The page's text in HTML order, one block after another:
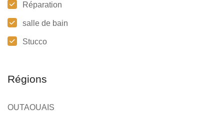
Réparation
salle de bain
Stucco
Régions
OUTAOUAIS